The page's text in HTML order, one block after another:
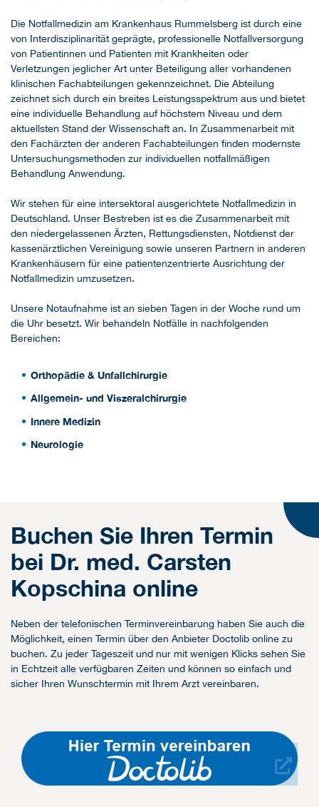
Die Notfallmedizin am Krankenhaus Rummelsberg ist durch eine
von Interdisziplinarität geprägte, professionelle Notfallversorgung
von Patientinnen und Patienten mit Krankheiten oder
Verletzungen jeglicher Art unter Beteiligung aller vorhandenen
klinischen Fachabteilungen gekennzeichnet. Die Abteilung
zeichnet sich durch ein breites Leistungsspektrum aus und bietet
eine individuelle Behandlung auf höchstem Niveau und dem
aktuellsten Stand der Wissenschaft an. In Zusammenarbeit mit
den Fachärzten der anderen Fachabteilungen finden modernste
Untersuchungsmethoden zur individuellen notfallmäßigen
Behandlung Anwendung.
Wir stehen für eine intersektoral ausgerichtete Notfallmedizin in
Deutschland. Unser Bestreben ist es die Zusammenarbeit mit
den niedergelassenen Ärzten, Rettungsdiensten, Notdienst der
kassenärztlichen Vereinigung sowie unseren Partnern in anderen
Krankenhäusern für eine patientenzentrierte Ausrichtung der
Notfallmedizin umzusetzen.
Unsere Notaufnahme ist an sieben Tagen in der Woche rund um
die Uhr besetzt. Wir behandeln Notfälle in nachfolgenden
Bereichen:
Orthopädie & Unfallchirurgie
Allgemein- und Viszeralchirurgie
Innere Medizin
Neurologie
Buchen Sie Ihren Termin
bei Dr. med. Carsten
Kopschina online
Neben der telefonischen Terminvereinbarung haben Sie auch die
Möglichkeit, einen Termin über den Anbieter Doctolib online zu
buchen. Zu jeder Tageszeit und nur mit wenigen Klicks sehen Sie
in Echtzeit alle verfügbaren Zeiten und können so einfach und
sicher Ihren Wunschtermin mit Ihrem Arzt vereinbaren.